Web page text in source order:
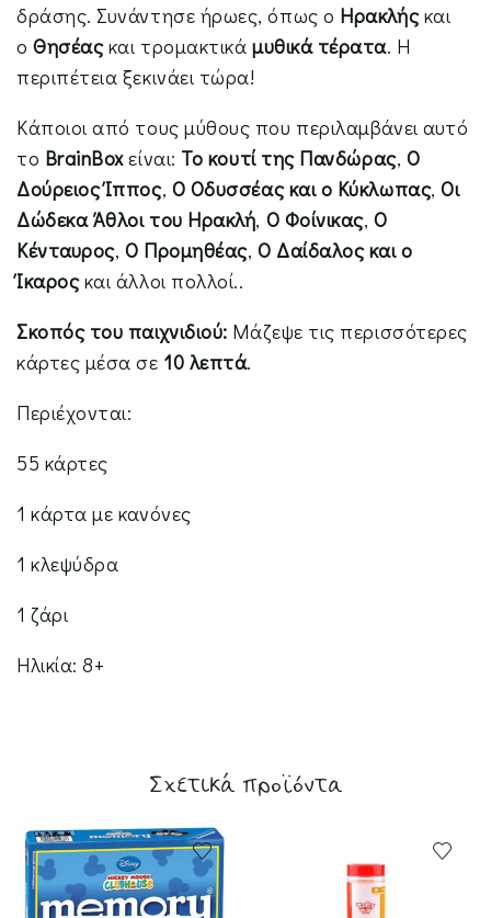
δράσης. Συνάντησε ήρωες, όπως ο Ηρακλήςκαι
οΘησέαςκαι τρομακτικά μυθικά τέρατα. Η
περιπέτεια ξεκινάει τώρα!
Κάποιοι από τους μύθους που περιλαμβάνει αυτό
το BrainBoxείναι: Το κουτί της Πανδώρας, Ο
Δούρειος Ίππος, Ο Οδυσσέας και ο Κύκλωπας,Οι
Δώδεκα Άθλοι του Ηρακλή, Ο Φοίνικας,Ο
Κένταυρος, Ο Προμηθέας,Ο Δαίδαλος και ο
Ίκαροςκαι άλλοι πολλοί..
Σκοπός του παιχνιδιού: Μάζεψε τις περισσότερες
κάρτες μέσα σε 10 λεπτά.
Περιέχονται:
55 κάρτες
1 κάρτα με κανόνες
1 κλεψύδρα
1 ζάρι
Ηλικία: 8+
Σχετικά προϊόντα